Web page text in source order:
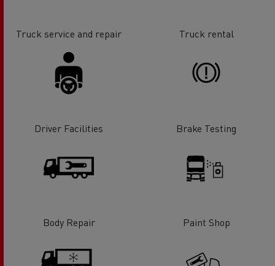
Truck service and repair Truck rental
Driver Facilities Brake Testing
Body Repair Paint Shop